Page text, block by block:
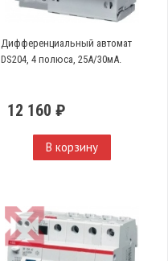
Дифференциальный автомат
DS204, 4 полюса, 25А/30мА.
12 160 ₽
В корзину